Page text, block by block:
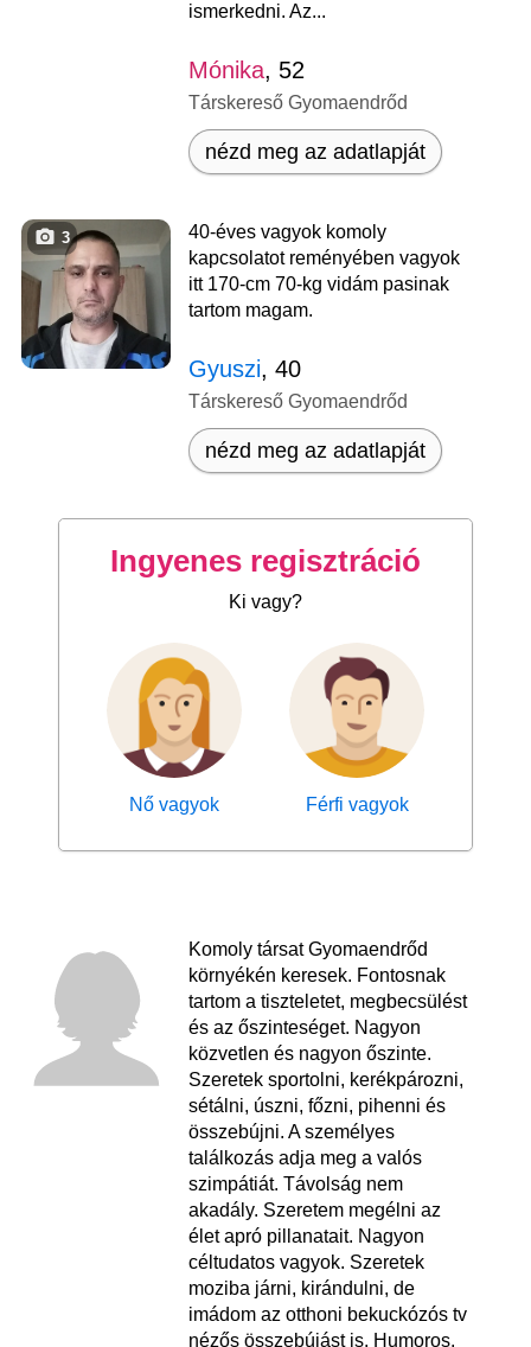
ismerkedni. Az...
Mónika, 52
Társkereső Gyomaendrőd
nézd meg az adatlapját
3
40-éves vagyok komoly
kapcsolatot reményében vagyok
itt 170-cm 70-kg vidám pasinak
tartom magam.
Gyuszi, 40
Társkereső Gyomaendrőd
nézd meg az adatlapját
Ingyenes regisztráció
Ki vagy?
Nő vagyok Férfi vagyok
Komoly társat Gyomaendrőd
környékén keresek. Fontosnak
tartom a tiszteletet, megbecsülést
és az őszinteséget. Nagyon
közvetlen és nagyon őszinte.
Szeretek sportolni, kerékpározni,
sétálni, úszni, főzni, pihenni és
összebújni. A személyes
találkozás adja meg a valós
szimpátiát. Távolság nem
akadály. Szeretem megélni az
élet apró pillanatait. Nagyon
céltudatos vagyok. Szeretek
moziba járni, kirándulni, de
imádom az otthoni bekuckózós tv
nézős összebújást is. Humoros,